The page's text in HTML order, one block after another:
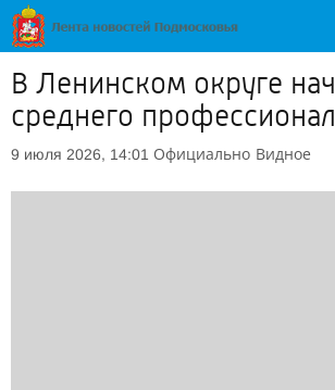
В Ленинском округе
среднего
9 июля 2026, 14:01 Официально Видное